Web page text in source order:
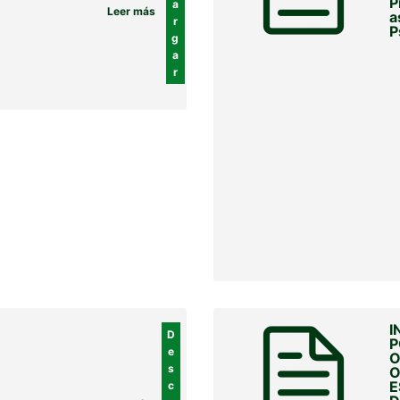
Leer más
a
r
g
a
r
D
e
s
c